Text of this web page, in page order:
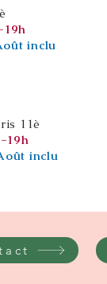
19h
inclu
11è
19h
inclu